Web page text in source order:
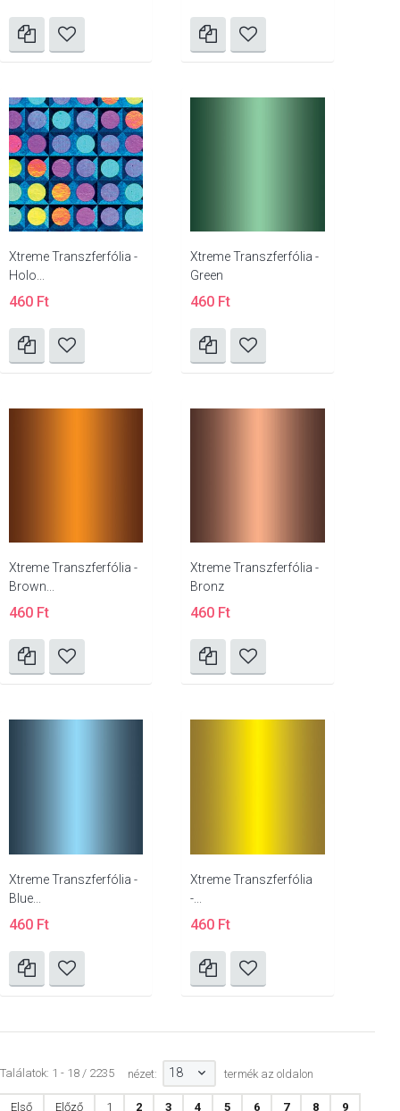
Xtreme Transzferfólia -
Holo...
460 Ft
Xtreme Transzferfólia -
Green
460 Ft
Xtreme Transzferfólia -
Brown...
460 Ft
Xtreme Transzferfólia -
Bronz
460 Ft
Xtreme Transzferfólia -
Blue...
460 Ft
Xtreme Transzferfólia
-...
460 Ft
Találatok: 1 - 18 / 2235 nézet: 18 termék az oldalon
Első Előző 1 2 3 4 5 6 7 8 9